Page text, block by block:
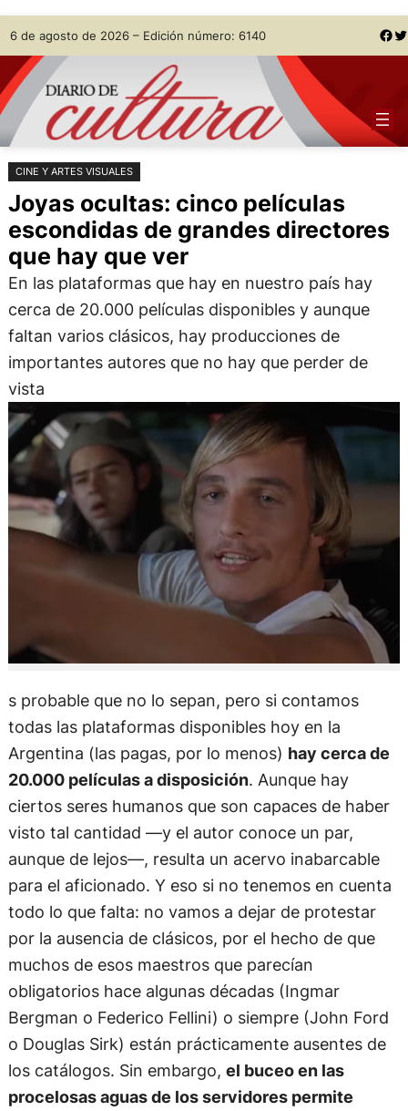
Saltar
al
contenido
Skip
to
content
6 de agosto de 2026 – Edición número: 6140 Facebook Twitter
CINE Y ARTES VISUALES
Joyas ocultas: cinco películas
escondidas de grandes directores
que hay que ver
En las plataformas que hay en nuestro país hay
cerca de 20.000 películas disponibles y aunque
faltan varios clásicos, hay producciones de
importantes autores que no hay que perder de
vista
s probable que no lo sepan, pero si contamos
todas las plataformas disponibles hoy en la
Argentina (las pagas, por lo menos) hay cerca de
20.000 películas a disposición. Aunque hay
ciertos seres humanos que son capaces de haber
visto tal cantidad —y el autor conoce un par,
aunque de lejos—, resulta un acervo inabarcable
para el aficionado. Y eso si no tenemos en cuenta
todo lo que falta: no vamos a dejar de protestar
por la ausencia de clásicos, por el hecho de que
muchos de esos maestros que parecían
obligatorios hace algunas décadas (Ingmar
Bergman o Federico Fellini) o siempre (John Ford
o Douglas Sirk) están prácticamente ausentes de
los catálogos. Sin embargo, el buceo en las
procelosas aguas de los servidores permite